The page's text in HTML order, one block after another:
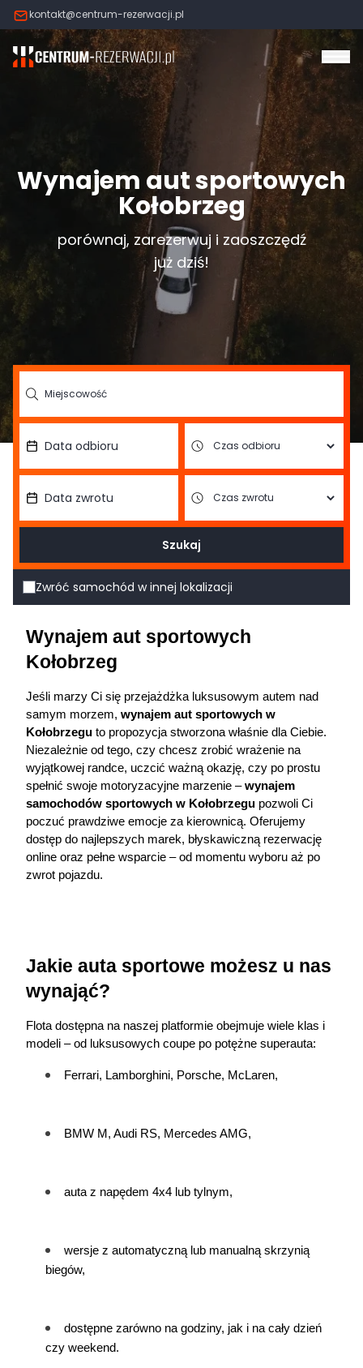
kontakt@centrum-rezerwacji.pl
Wynajem aut sportowych
Kołobrzeg
porównaj, zarezerwuj i zaoszczędź
już dziś!
Zwróć samochód w innej lokalizacji
Szukaj
Wynajem aut sportowych
Kołobrzeg
Jeśli marzy Ci się przejażdżka luksusowym autem nad
samym morzem, wynajem aut sportowych w
Kołobrzegu to propozycja stworzona właśnie dla Ciebie.
Niezależnie od tego, czy chcesz zrobić wrażenie na
wyjątkowej randce, uczcić ważną okazję, czy po prostu
spełnić swoje motoryzacyjne marzenie – wynajem
samochodów sportowych w Kołobrzegu pozwoli Ci
poczuć prawdziwe emocje za kierownicą. Oferujemy
dostęp do najlepszych marek, błyskawiczną rezerwację
online oraz pełne wsparcie – od momentu wyboru aż po
zwrot pojazdu.
Jakie auta sportowe możesz u nas
wynająć?
Flota dostępna na naszej platformie obejmuje wiele klas i
modeli – od luksusowych coupe po potężne superauta:
Ferrari, Lamborghini, Porsche, McLaren,
BMW M, Audi RS, Mercedes AMG,
auta z napędem 4x4 lub tylnym,
wersje z automatyczną lub manualną skrzynią
biegów,
dostępne zarówno na godziny, jak i na cały dzień
czy weekend.